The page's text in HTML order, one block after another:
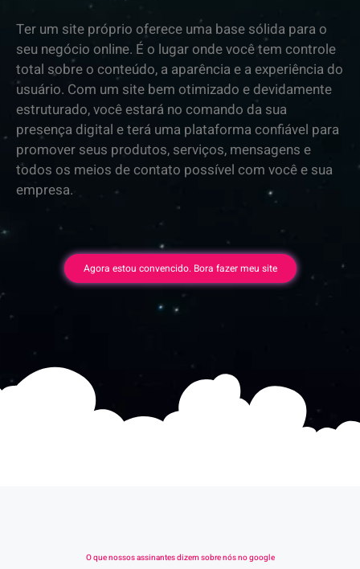
Ter um site próprio oferece uma base sólida para o
seu negócio online. É o lugar onde você tem controle
total sobre o conteúdo, a aparência e a experiência do
usuário. Com um site bem otimizado e devidamente
estruturado, você estará no comando da sua
presença digital e terá uma plataforma confiável para
promover seus produtos, serviços, mensagens e
todos os meios de contato possível com você e sua
empresa.
Agora estou convencido. Bora fazer meu site
O que nossos assinantes dizem sobre nós no google